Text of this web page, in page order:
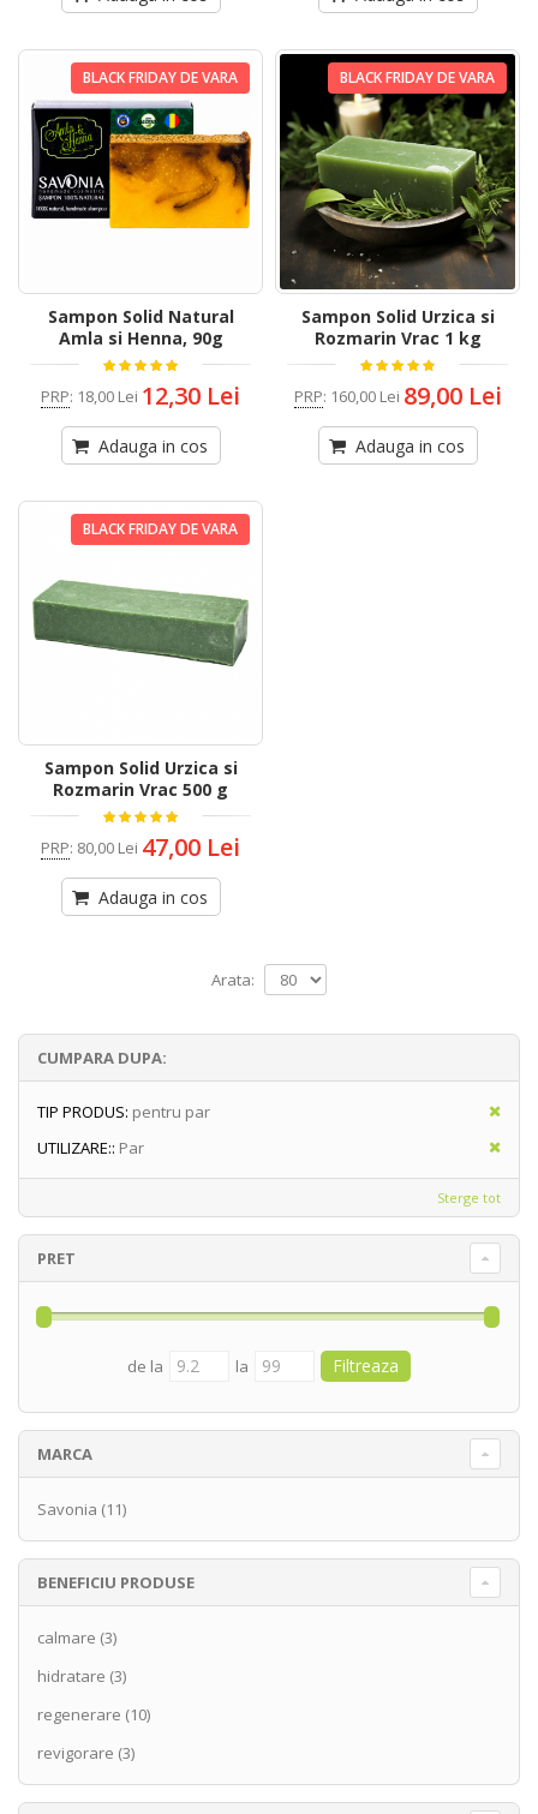
BLACK FRIDAY DE VARA
Sampon Solid Natural
Amla si Henna, 90g
PRP: 18,00 Lei 12,30 Lei
Adauga in cos
BLACK FRIDAY DE VARA
Sampon Solid Urzica si
Rozmarin Vrac 1 kg
PRP: 160,00 Lei 89,00 Lei
Adauga in cos
BLACK FRIDAY DE VARA
Sampon Solid Urzica si
Rozmarin Vrac 500 g
PRP: 80,00 Lei 47,00 Lei
Adauga in cos
Arata:
CUMPARA DUPA:
TIP PRODUS: pentru par
UTILIZARE:: Par
Sterge tot
PRET
de la la
MARCA
Savonia (11)
BENEFICIU PRODUSE
calmare (3)
hidratare (3)
regenerare (10)
revigorare (3)